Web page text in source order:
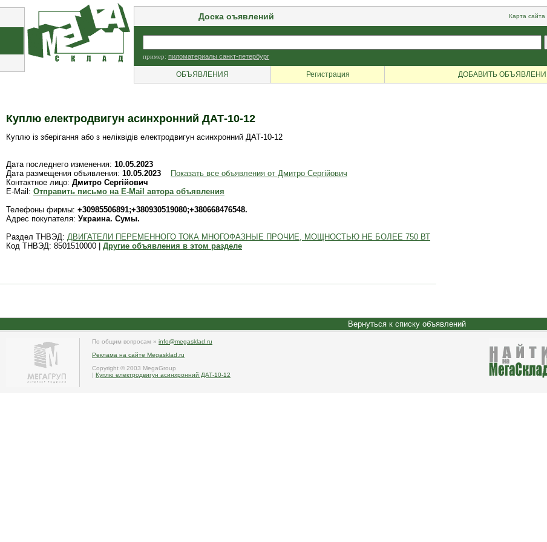
Доска оъявлений Карта сайта
пример: пиломатериалы санкт-петербург
ОБЪЯВЛЕНИЯ Регистрация ДОБАВИТЬ
Куплю електродвигун асинхронний ДАТ-10-12
Куплю із зберігання або з неліквідів електродвигун асинхронний ДАТ-10-12
Дата последнего изменения: 10.05.2023
Дата размещения объявления: 10.05.2023
Показать все объявления от Дмитро Сергійович
Контактное лицо: Дмитро Сергійович
E-Mail: Отправить письмо на E-Mail автора объявления
Телефоны фирмы: +30985506891;+380930519080;+380668476548.
Адрес покупателя: Украина. Сумы.
Раздел ТНВЭД: ДВИГАТЕЛИ ПЕРЕМЕННОГО ТОКА МНОГОФАЗНЫЕ ПРОЧИЕ, МОЩНОСТЬЮ НЕ БОЛЕЕ 750 ВТ
Код ТНВЭД: 8501510000 | Другие объявления в этом разделе
Вернуться к списку объявлений
По общим вопросам » info@megasklad.ru
Реклама на сайте Megasklad.ru
Copyright © 2003 MegaGroup
| Куплю електродвигун асинхронний ДАТ-10-12